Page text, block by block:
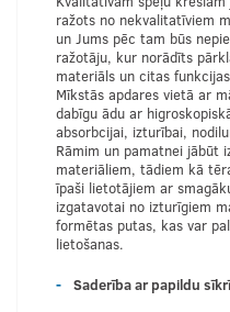
ražots no nekvalitatīviem
un Jums pēc tam būs
ražotāju, kur norādīts
materiāls un citas
Mīkstās apdares vietā ar
dabīgu ādu ar
absorbcijai, izturībai,
Rāmim un pamatnei jābūt
materiāliem, tādiem kā
īpaši lietotājiem ar
izgatavotai no izturīgiem
formētas putas, kas var
lietošanas.
Saderība ar papildu